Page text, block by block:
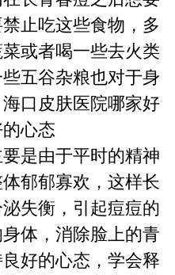
止吃这些食物，多
或者喝一些去火类
五谷杂粮也对于身
口皮肤医院哪家好
心态
是由于平时的精神
郁郁寡欢，这样长
失衡，引起痘痘的
体，消除脸上的青
好的心态，学会释